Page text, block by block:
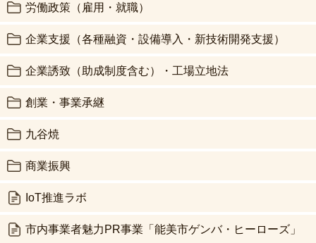
労働政策（雇用・就職）
企業支援（各種融資・設備導入・新技術開発支援）
企業誘致（助成制度含む）・工場立地法
創業・事業承継
九谷焼
商業振興
IoT推進ラボ
市内事業者魅力PR事業「能美市ゲンバ・ヒーローズ」